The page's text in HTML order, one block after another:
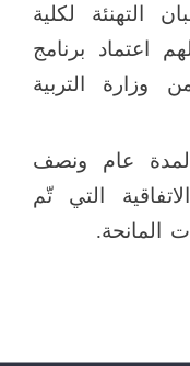
التهنئة لكلية
اعتماد برنامج
وزارة التربية
لمدة عام ونصف
التي تّم
المانحة.